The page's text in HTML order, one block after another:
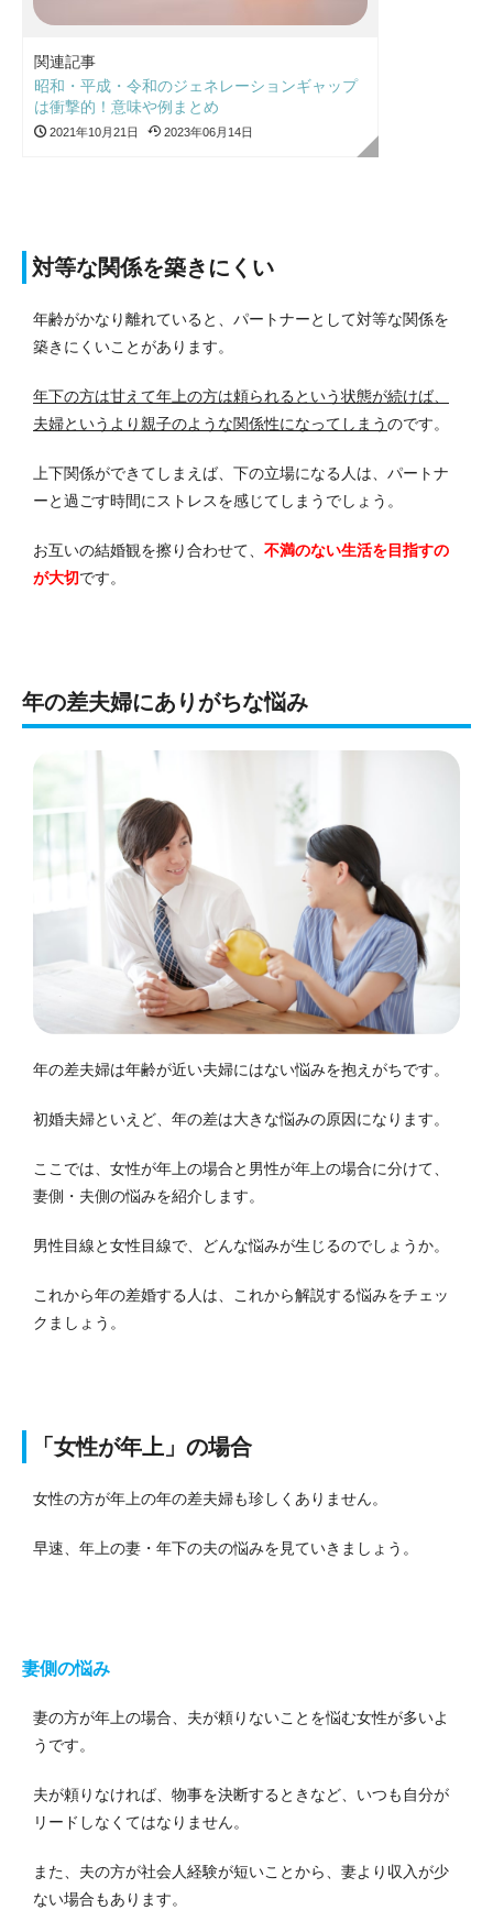
関連記事
昭和・平成・令和のジェネレーションギャップ
は衝撃的！意味や例まとめ
2021年10月21日 2023年06月14日
対等な関係を築きにくい
年齢がかなり離れていると、パートナーとして対等な関係を
築きにくいことがあります。
年下の方は甘えて年上の方は頼られるという状態が続けば、
夫婦というより親子のような関係性になってしまうのです。
上下関係ができてしまえば、下の立場になる人は、パートナ
ーと過ごす時間にストレスを感じてしまうでしょう。
お互いの結婚観を擦り合わせて、 不満のない生活を目指すの
が大切です。
年の差夫婦にありがちな悩み
年の差夫婦は年齢が近い夫婦にはない悩みを抱えがちです。
初婚夫婦といえど、年の差は大きな悩みの原因になります。
ここでは、女性が年上の場合と男性が年上の場合に分けて、
妻側・夫側の悩みを紹介します。
男性目線と女性目線で、どんな悩みが生じるのでしょうか。
これから年の差婚する人は、これから解説する悩みをチェッ
クましょう。
「女性が年上」の場合
女性の方が年上の年の差夫婦も珍しくありません。
早速、年上の妻・年下の夫の悩みを見ていきましょう。
妻側の悩み
妻の方が年上の場合、夫が頼りないことを悩む女性が多いよ
うです。
夫が頼りなければ、物事を決断するときなど、いつも自分が
リードしなくてはなりません。
また、夫の方が社会人経験が短いことから、妻より収入が少
ない場合もあります。